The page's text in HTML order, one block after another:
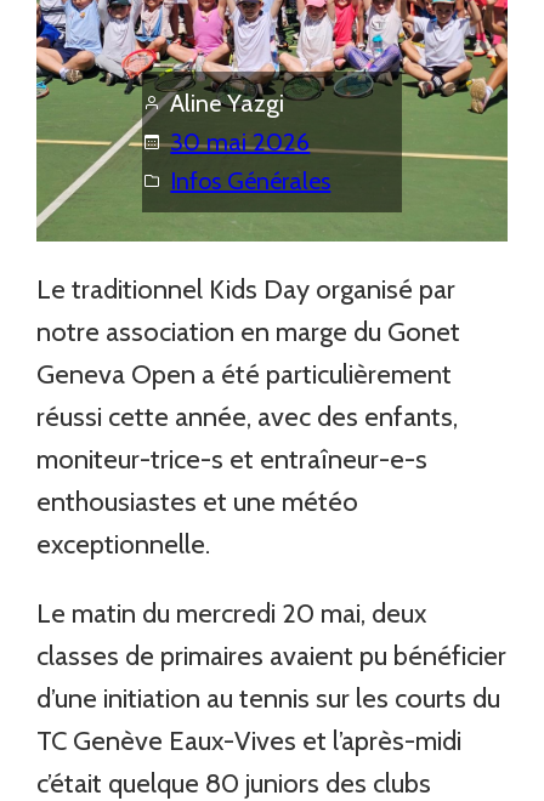
Aline Yazgi
30 mai 2026
Infos Générales
Le traditionnel Kids Day organisé par
notre association en marge du Gonet
Geneva Open a été particulièrement
réussi cette année, avec des enfants,
moniteur-trice-s et entraîneur-e-s
enthousiastes et une météo
exceptionnelle.
Le matin du mercredi 20 mai, deux
classes de primaires avaient pu bénéficier
d’une initiation au tennis sur les courts du
TC Genève Eaux-Vives et l’après-midi
c’était quelque 80 juniors des clubs